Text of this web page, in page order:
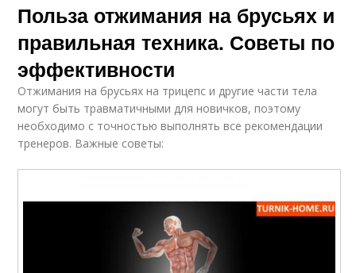
Польза отжимания на брусьях и
правильная техника. Советы по
эффективности
Отжимания на брусьях на трицепс и другие части тела
могут быть травматичными для новичков, поэтому
необходимо с точностью выполнять все рекомендации
тренеров. Важные советы: